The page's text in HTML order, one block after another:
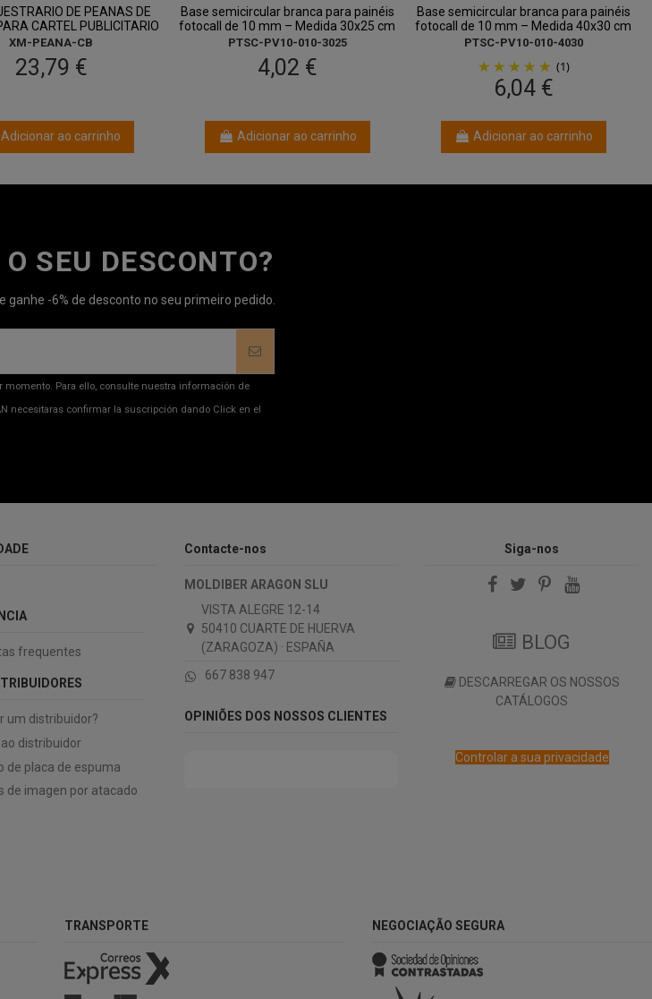
DE PEANAS DE
CARTEL PUBLICITARIO
XM-PEANA-CB
23,79 €
Adicionar ao carrinho
Base semicircular branca para painéis
fotocall de 10 mm – Medida 30x25 cm
PTSC-PV10-010-3025
4,02 €
Adicionar ao carrinho
Base semicircular branca para painéis
fotocall de 10 mm – Medida 40x30 cm
PTSC-PV10-010-4030
(1)
6,04 €
Adicionar ao carrinho
SEU DESCONTO?
ganhe -6% de desconto no seu primeiro pedido.
momento. Para ello, consulte nuestra información de
necesitaras confirmar la suscripción dando Click en el
frequentes
um distribuidor?
distribuidor
de placa de espuma
de imagen por atacado
Contacte-nos
MOLDIBER ARAGON SLU
VISTA ALEGRE 12-14
50410 CUARTE DE HUERVA
(ZARAGOZA) · ESPAÑA
667 838 947
OPINIÕES DOS NOSSOS CLIENTES
Siga-nos
BLOG
DESCARREGAR OS NOSSOS
CATÁLOGOS
Controlar a sua privacidade
TRANSPORTE NEGOCIAÇÃO SEGURA